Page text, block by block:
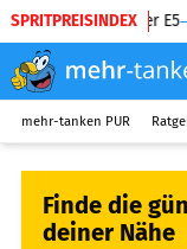
SPRITPREISINDEX
Diesel Super E5
mehr-tanken PUR
Finde die
deiner Nähe